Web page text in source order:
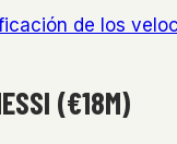
de los
(€18M)